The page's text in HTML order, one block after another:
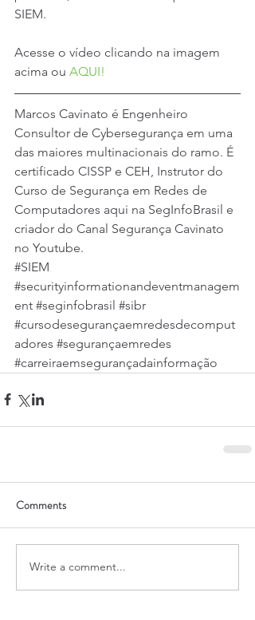
SIEM.
Acesse o vídeo clicando na imagem
acima ou AQUI!
Marcos Cavinato é Engenheiro
Consultor de Cybersegurança em uma
das maiores multinacionais do ramo. É
certificado CISSP e CEH, Instrutor do
Curso de Segurança em Redes de
Computadores aqui na SegInfoBrasil e
criador do Canal Segurança Cavinato
no Youtube.
#SIEM
#securityinformationandeventmanagem
ent #seginfobrasil #sibr
#cursodesegurançaemredesdecomput
adores #segurançaemredes
#carreiraemsegurançadainformação
Comments
Write a comment...